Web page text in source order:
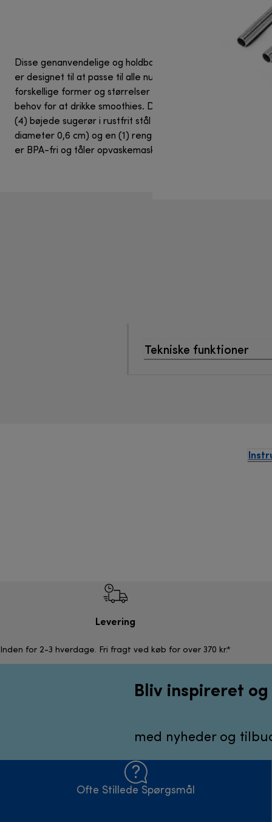
Disse genanvendelige og holdbare sugerør i rustfrit stål
er designet til at passe til alle nutribullet-kopper i
forskellige former og størrelser og dækker alle dine
behov for at drikke smoothies. Dette sæt indeholder fire
(4) bøjede sugerør i rustfrit stål (længde 26,6 cm x
diameter 0,6 cm) og en (1) rengøringsbørste. Alle dele
er BPA-fri og tåler opvaskemaskine .
Tekniske funktioner
Levering
Inden for 2-3 hverdage. Fri fragt ved køb for over 370 kr.*
Bliv inspireret
med nyheder og
Ofte Stillede Spørgsmål